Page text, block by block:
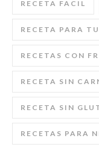
RECETA FACIL
RECETA PARA
RECETAS CON
RECETA SIN
RECETA SIN
RECETAS PARA